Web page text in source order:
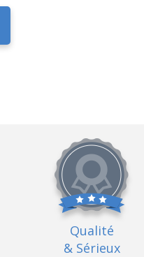
Qualité
& Sérieux